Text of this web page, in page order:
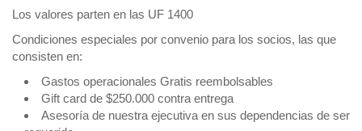
Los valores parten en las UF 1400
Condiciones especiales por convenio para los socios, las que
consisten en:
Gastos operacionales Gratis reembolsables
Gift card de $250.000 contra entrega
Asesoría de nuestra ejecutiva en sus dependencias de ser